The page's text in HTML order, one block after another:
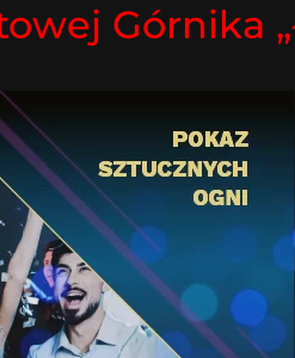
Górnika